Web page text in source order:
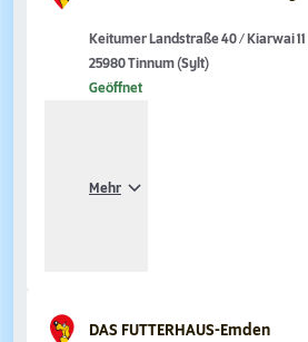
Keitumer Landstraße 40 / Kiarwai 11
25980 Tinnum (Sylt)
Geöffnet
Mehr
DAS FUTTERHAUS-Emden